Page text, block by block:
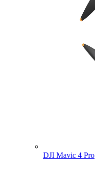
DJI Mavic 4 Pro